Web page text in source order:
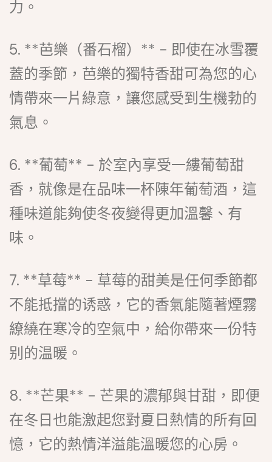
力。
5. **芭樂（番石榴）** - 即使在冰雪覆
蓋的季節，芭樂的獨特香甜可為您的心
情帶來一片綠意，讓您感受到生機勃的
氣息。
6. **葡萄** - 於室內享受一縷葡萄甜
香，就像是在品味一杯陳年葡萄酒，這
種味道能夠使冬夜變得更加溫馨、有
味。
7. **草莓** - 草莓的甜美是任何季節都
不能抵擋的诱惑，它的香氣能隨著煙霧
繚繞在寒冷的空氣中，給你帶來一份特
别的温暖。
8. **芒果** - 芒果的濃郁與甘甜，即便
在冬日也能激起您對夏日熱情的所有回
憶，它的熱情洋溢能溫暖您的心房。